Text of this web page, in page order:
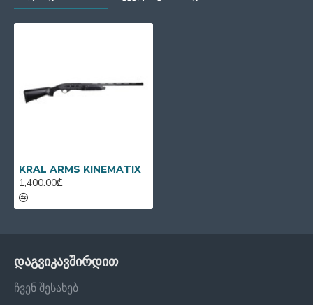
KRAL ARMS KINEMATIX
1,400.00₾
დაგვიკავშირდით
ჩვენ შესახებ